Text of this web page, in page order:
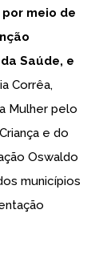
meio de
Saúde, e
Corrêa,
Mulher pelo
e do
Oswaldo
municípios